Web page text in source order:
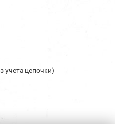
учета цепочки)